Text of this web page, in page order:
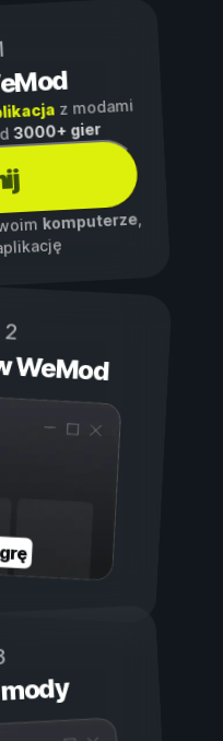
z modami
3000+ gier
komputerze,
WeMod